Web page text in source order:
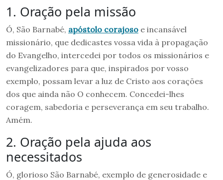
1. Oração pela missão
Ó, São Barnabé, apóstolo corajoso e incansável
missionário, que dedicastes vossa vida à propagação
do Evangelho, intercedei por todos os missionários e
evangelizadores para que, inspirados por vosso
exemplo, possam levar a luz de Cristo aos corações
dos que ainda não O conhecem. Concedei-lhes
coragem, sabedoria e perseverança em seu trabalho.
Amém.
2. Oração pela ajuda aos
necessitados
Ó, glorioso São Barnabé, exemplo de generosidade e